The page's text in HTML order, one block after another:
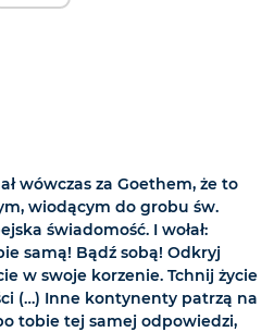
wówczas za Goethem, że to
wiodącym do grobu św.
świadomość. I wołał:
samą! Bądź sobą! Odkryj
w swoje korzenie. Tchnij życie
(…) Inne kontynenty patrzą na
tobie tej samej odpowiedzi,